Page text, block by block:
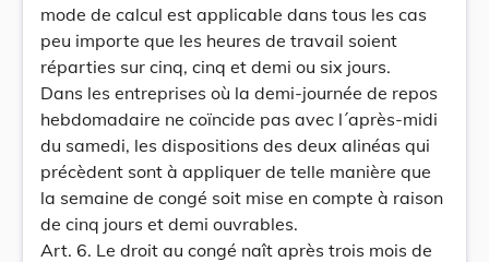
mode de calcul est applicable dans tous les cas
peu importe que les heures de travail soient
réparties sur cinq, cinq et demi ou six jours.
Dans les entreprises où la demi-journée de repos
hebdomadaire ne coïncide pas avec l´après-midi
du samedi, les dispositions des deux alinéas qui
précèdent sont à appliquer de telle manière que
la semaine de congé soit mise en compte à raison
de cinq jours et demi ouvrables.
Art. 6. Le droit au congé naît après trois mois de